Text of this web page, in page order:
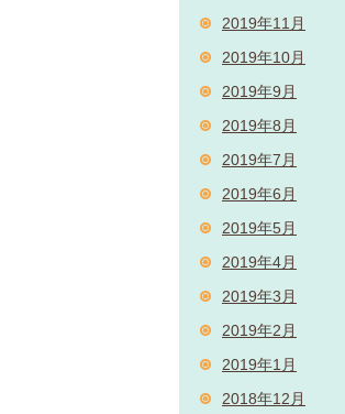
2019年11月
2019年10月
2019年9月
2019年8月
2019年7月
2019年6月
2019年5月
2019年4月
2019年3月
2019年2月
2019年1月
2018年12月